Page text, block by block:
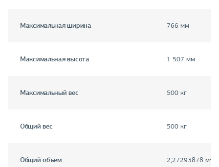
Максимальная ширина 766 мм
Максимальная высота 1 507 мм
Максимальный вес 500 кг
Общий вес 500 кг
Общий объём 2,27293878 м³